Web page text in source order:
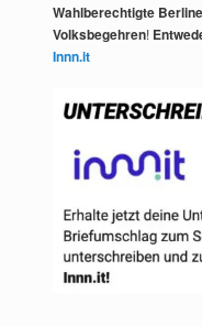
Wahlberechtigte
Volksbegehren!
Innn.it